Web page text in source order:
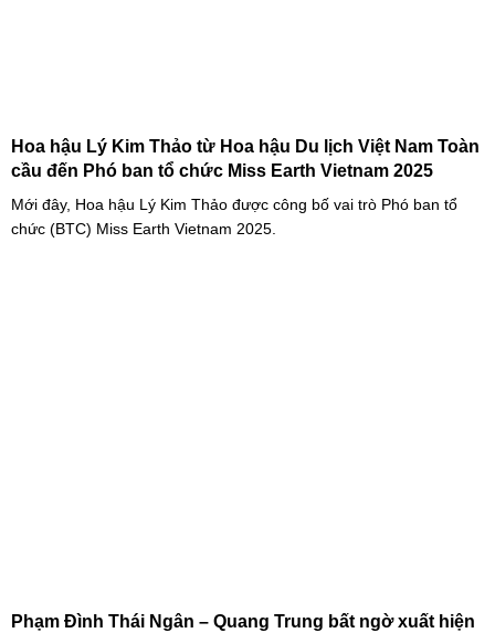
Hoa hậu Lý Kim Thảo từ Hoa hậu Du lịch Việt Nam Toàn
cầu đến Phó ban tổ chức Miss Earth Vietnam 2025
Mới đây, Hoa hậu Lý Kim Thảo được công bố vai trò Phó ban tổ
chức (BTC) Miss Earth Vietnam 2025.
Phạm Đình Thái Ngân – Quang Trung bất ngờ xuất hiện